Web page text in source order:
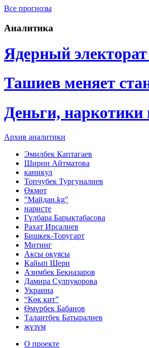
Все прогнозы
Аналитика
Ядерный
Ташиев меняет
Деньги,
Архив аналитики
Эмилбек Каптагаев
Ширин Айтматова
каникул
Топчубек Тургуналиев
Өкмөт
"Майдан.kg"
наристе
Гүлбара Барыктабасова
Рахат Ирсалиев
Бишкек-Торугарт
Митинг
Аксы окуясы
Кайып Шери
Азимбек Бекназаров
Дамира Сулпукорова
Украина
“Көк кит”
Ѳмүрбек Бабанов
Талантбек Батыралиев
жүзүм
О проекте